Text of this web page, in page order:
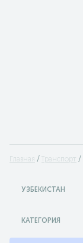
Главная Транспорт
УЗБЕКИСТАН
КАТЕГОРИЯ